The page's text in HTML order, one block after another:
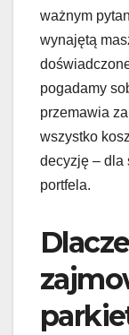
ważnym
wynajętą
pogadamy
przemawia
wszystko
decyzję – dla
portfela.